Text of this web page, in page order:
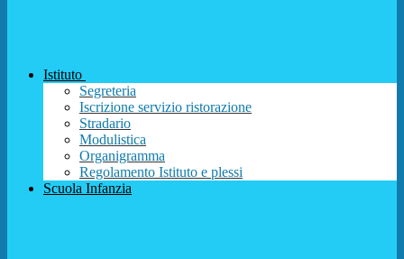
Istituto
Segreteria
Iscrizione servizio ristorazione
Stradario
Modulistica
Organigramma
Regolamento Istituto e plessi
Scuola Infanzia